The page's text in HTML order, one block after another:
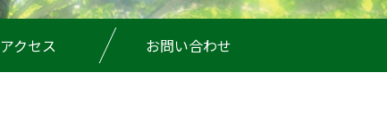
アクセス お問い合わせ